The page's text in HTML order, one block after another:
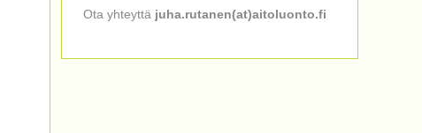
Ota yhteyttä juha.rutanen(at)aitoluonto.fi